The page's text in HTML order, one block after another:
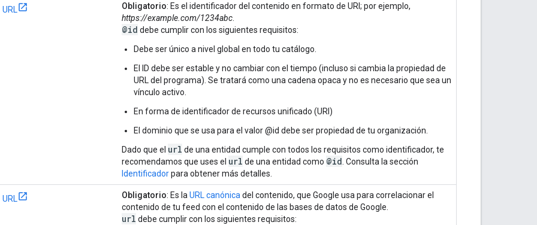
URL Obligatorio: Es el identificador del contenido en formato de URI; por ejemplo,
https://example.com/1234abc
@id debe cumplir con los siguientes requisitos:
Debe ser único a nivel global en todo tu catálogo.
El ID debe ser estable y no cambiar con el tiempo (incluso si cambia la propiedad de
URL del programa). Se tratará como una cadena opaca y no es necesario que sea un
vínculo activo.
En forma de identificador de recursos unificado (URI)
El dominio que se usa para el valor @id debe ser propiedad de tu organización.
Dado que el url de una entidad cumple con todos los requisitos como identificador, te
recomendamos que uses el url de una entidad como @id . Consulta la sección
Identificadorpara obtener más detalles.
URL Obligatorio: Es la URL canónica del contenido, que Google usa para correlacionar el
contenido de tu feed con el contenido de las bases de datos de Google.
url debe cumplir con los siguientes requisitos: